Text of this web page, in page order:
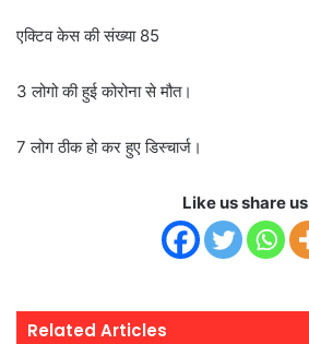
एक्टिव केस की संख्या 85
3 लोगो की हुई कोरोना से मौत।
7 लोग ठीक हो कर हुए डिस्चार्ज।
Like us share us
Related Articles